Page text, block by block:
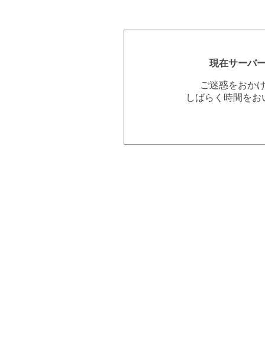
現在サーバ
ご迷惑をおか
しばらく時間を